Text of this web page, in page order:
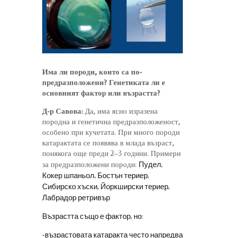
Има ли породи, които са по-
предразположени? Генетиката ли е
основният фактор или възрастта?
Д-р Савова: Да, има ясно изразена
породна и генетична предразположеност,
особено при кучетата. При много породи
катарактата се появява в млада възраст,
понякога още преди 2–3 години. Примери
за предразположени породи: Пудел,
Кокер шпаньол, Бостън териер,
Сибирско хъски, Йоркширски териер,
Лабрадор ретривър
Възрастта също е фактор, но:
-възрастовата катаракта често напредва